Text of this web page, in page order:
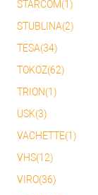
STARCOM(1)
STUBLINA(2)
TESA(34)
TOKOZ(62)
TRION(1)
USK(3)
VACHETTE(1)
VHS(12)
VIRO(36)